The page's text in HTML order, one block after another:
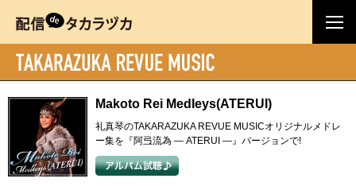
Makoto Rei Medleys(ATERUI)
礼真琴のTAKARAZUKA REVUE MUSICオリジナルメドレ
ー集を『阿弖流為 ― ATERUI ―』バージョンで!